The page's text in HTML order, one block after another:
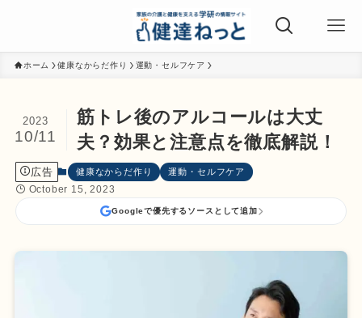
ホーム 健康なからだ作り 運動・セルフケア
筋トレ後のアルコールは大丈
夫？効果と注意点を徹底解説！
2023
10/11
広告 健康なからだ作り 運動・セルフケア
October 15, 2023
Googleで優先するソースとして追加